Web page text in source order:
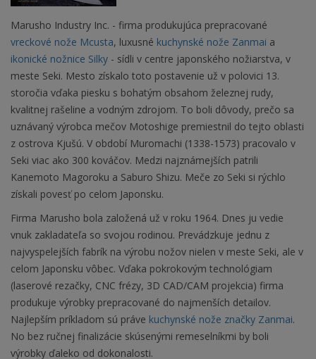
Marusho Industry Inc. - firma produkujúca prepracované
vreckové nože Mcusta, luxusné kuchynské nože Zanmai a
ikonické nožnice Silky - sídli v centre japonského nožiarstva, v
meste Seki. Mesto získalo toto postavenie už v polovici 13.
storočia vďaka piesku s bohatým obsahom železnej rudy,
kvalitnej rašeline a vodným zdrojom. To boli dôvody, prečo sa
uznávaný výrobca mečov Motoshige premiestnil do tejto oblasti
z ostrova Kjušú. V období Muromachi (1338-1573) pracovalo v
Seki viac ako 300 kováčov. Medzi najznámejších patrili
Kanemoto Magoroku a Saburo Shizu. Meče zo Seki si rýchlo
získali povesť po celom Japonsku.
Firma Marusho bola založená už v roku 1964. Dnes ju vedie
vnuk zakladateľa so svojou rodinou. Prevádzkuje jednu z
najvyspelejších fabrík na výrobu nožov nielen v meste Seki, ale v
celom Japonsku vôbec. Vďaka pokrokovým technológiam
(laserové rezačky, CNC frézy, 3D CAD/CAM projekcia) firma
produkuje výrobky prepracované do najmenších detailov.
Najlepším príkladom sú práve kuchynské nože značky Zanmai.
No bez ručnej finalizácie skúsenými remeselníkmi by boli
výrobky ďaleko od dokonalosti.